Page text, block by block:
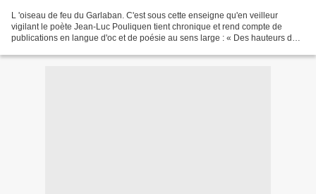
L 'oiseau de feu du Garlaban. C'est sous cette enseigne qu'en veilleur
vigilant le poète Jean-Luc Pouliquen tient chronique et rend compte de
publications en langue d'oc et de poésie au sens large : « Des hauteurs de